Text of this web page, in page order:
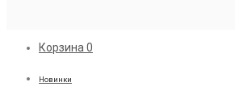
Корзина 0
Новинки